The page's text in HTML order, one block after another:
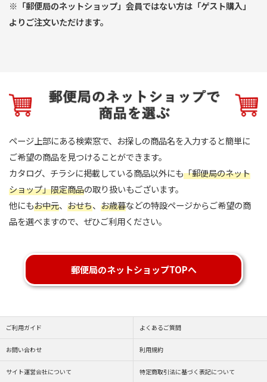
※「郵便局のネットショップ」会員ではない方は「ゲスト購入」
よりご注文いただけます。
ページ上部にある検索窓で、お探しの商品名を入力すると簡単に
ご希望の商品を見つけることができます。
カタログ、チラシに掲載している商品以外にも「郵便局のネット
ショップ」限定商品の取り扱いもございます。
他にもお中元、 おせち、 お歳暮などの特設ページからご希望の商
品を選べますので、ぜひご利用ください。
郵便局のネットショップTOPへ
ご利用ガイド よくあるご質問
お問い合わせ 利用規約
サイト運営会社について 特定商取引法に基づく表記について